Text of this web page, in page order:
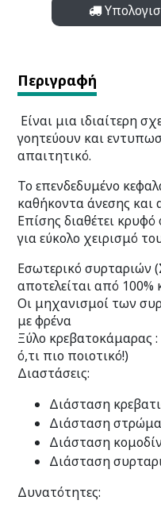
Περιγραφή
Είναι μια ιδιαίτερη
γοητεύουν και
απαιτητικό.
Το επενδεδυμένο
καθήκοντα άνεσης και
Επίσης διαθέτει
για εύκολο χειρισμό
Εσωτερικό συρταριών
αποτελείται από
Οι μηχανισμοί των
με φρένα
Ξύλο κρεβατοκάμαρας
ό,τι πιο ποιοτικό!)
Διαστάσεις:
Διάσταση
Διάσταση
Διάσταση
Διάσταση
Δυνατότητες: